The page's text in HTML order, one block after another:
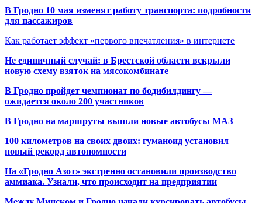
В Гродно 10 мая изменят работу транспорта: подробности
для пассажиров
Как работает эффект «первого впечатления» в интернете
Не единичный случай: в Брестской области вскрыли
новую схему взяток на мясокомбинате
В Гродно пройдет чемпионат по бодибилдингу —
ожидается около 200 участников
В Гродно на маршруты вышли новые автобусы МАЗ
100 километров на своих двоих: гуманоид установил
новый рекорд автономности
На «Гродно Азот» экстренно остановили производство
аммиака. Узнали, что происходит на предприятии